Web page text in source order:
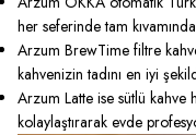
her seferinde tam
Arzum BrewTime filtre
kahvenizin tadını en iyi
Arzum Latte ise sütlü kahve
kolaylaştırarak evde